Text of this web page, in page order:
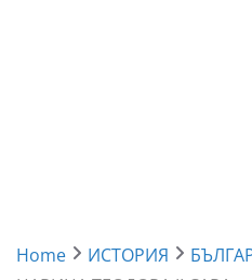
Home ИСТОРИЯ